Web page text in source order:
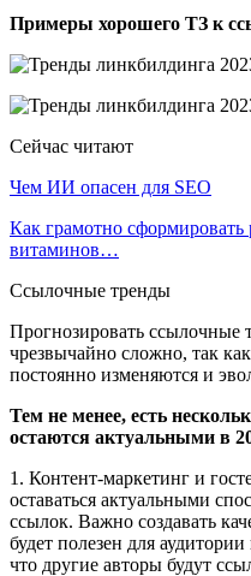
Примеры хорошего ТЗ к
Сейчас читают
Чем ИИ опасен для SEO
Как грамотно
витаминов…
Ссылочные тренды
Прогнозировать ссылочные
чрезвычайно сложно, так
постоянно изменяются и
Тем не менее, есть
остаются актуальными в
1. Контент-маркетинг и
оставаться актуальными
ссылок. Важно создавать
будет полезен для
что другие авторы будут